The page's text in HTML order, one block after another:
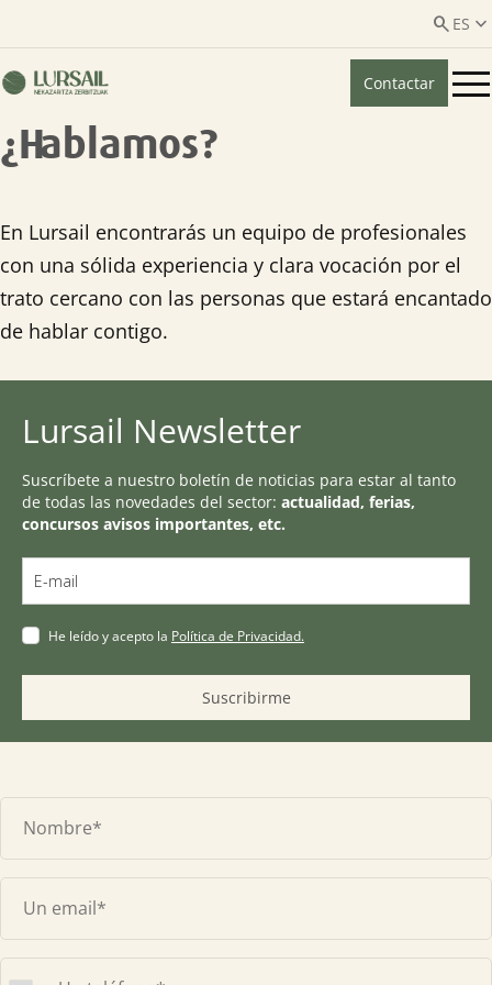
 ES 
ES
Quiénes somos
Servicios ganadería
Servicios agricultura
Entidades asociadas
Noticias
Tablón de anuncios
Lursail Market
Contactar
¿Hablamos?
En Lursail encontrarás un equipo de profesionales
con una sólida experiencia y clara vocación por el
trato cercano con las personas que estará encantado
de hablar contigo.
Lursail Newsletter
Suscríbete a nuestro boletín de noticias para estar al tanto
de todas las novedades del sector: actualidad, ferias,
concursos avisos importantes, etc.
He leído y acepto la Política de Privacidad.
Suscribirme